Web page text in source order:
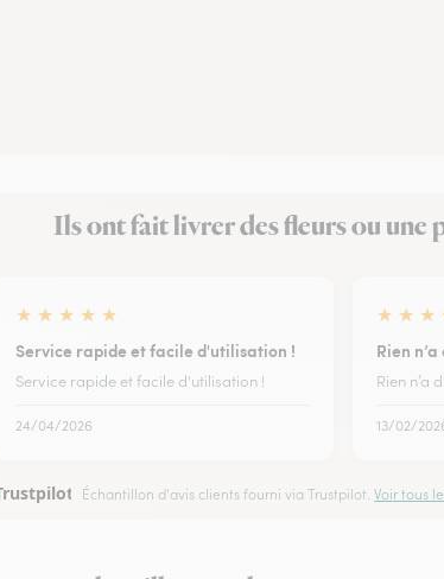
Ils ont fait livrer des fleurs ou une
★ ★ ★ ★ ★
Service rapide et facile d'utilisation !
Service rapide et facile d'utilisation !
24/04/2026
★ ★ ★
Rien
Rien n’a
13/02/
Échantillon d'avis clients fourni via Trustpilot.Voir tous